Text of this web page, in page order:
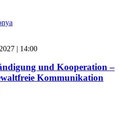
| 14:00
und Kooperation –
Kommunikation